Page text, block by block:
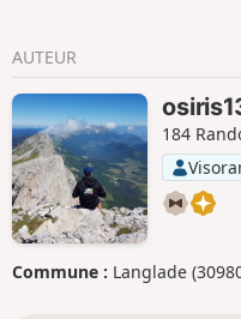
AUTEUR
184
Commune : Langlade